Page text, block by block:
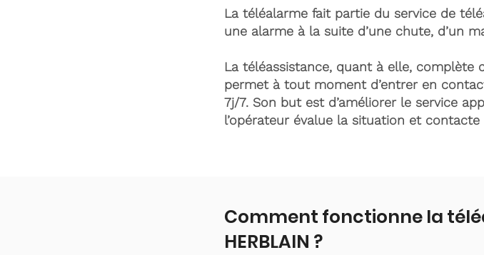
La téléalarme fait partie du service de
une alarme à la suite d’une chute, d’un
La téléassistance, quant à elle, complète
permet à tout moment d’entrer en
7j/7. Son but est d’améliorer le service
l’opérateur évalue la situation et
Comment fonctionne la
HERBLAIN ?